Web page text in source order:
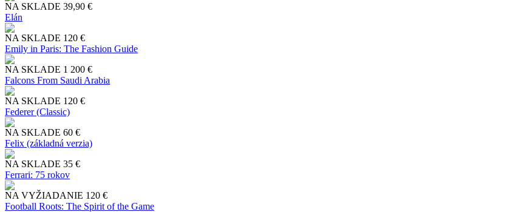
NA SKLADE 39,90 €
Elán
NA SKLADE 120 €
Emily in Paris: The Fashion Guide
NA SKLADE 1 200 €
Falcons From Saudi Arabia
NA SKLADE 120 €
Federer (Classic)
NA SKLADE 60 €
Felix (základná verzia)
NA SKLADE 35 €
Ferrari: 75 rokov
NA VYŽIADANIE 120 €
Football Roots: The Spirit of the Game